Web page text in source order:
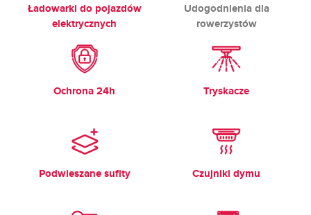
Ładowarki do pojazdów
elektrycznych
Udogodnienia dla
rowerzystów
Ochrona 24h Tryskacze
Podwieszane sufity Czujniki dymu